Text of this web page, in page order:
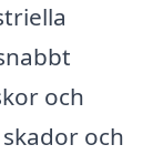
och
och